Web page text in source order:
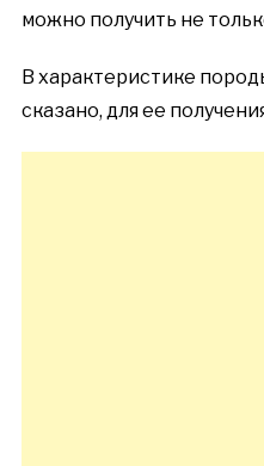
можно получить не
В характеристике
сказано, для ее